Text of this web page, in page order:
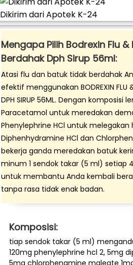
Dikirim dari Apotek K-24
Mengapa Pilih Bodrexin Flu
Berdahak Dph Sirup 56ml:
Atasi flu dan batuk tidak berdahak
efektif menggunakan BODREXIN FLU &
DPH SIRUP 56ML. Dengan
Paracetamol untuk meredakan
Phenylephrine HCl untuk
Diphenhydramine HCl dan
bekerja ganda meredakan batuk
minum 1 sendok takar (5 ml) setiap
untuk membantu Anda kembali
tanpa rasa tidak enak badan.
Komposisi:
tiap sendok takar (5 ml)
120mg phenylephrine hcl 2, 5mg
5mg chlorphenamine maleate